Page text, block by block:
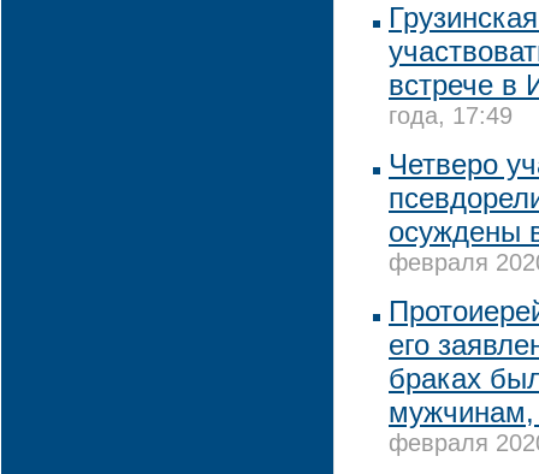
встрече в
года, 17:49
Четверо
осуждены
февраля
его
браках
февраля